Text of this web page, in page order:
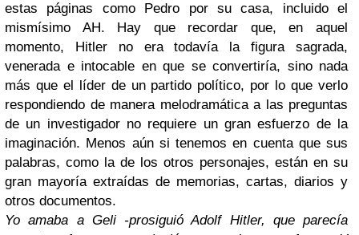
estas páginas como Pedro por su casa, incluido el
mismísimo AH. Hay que recordar que, en aquel
momento, Hitler no era todavía la figura sagrada,
venerada e intocable en que se convertiría, sino nada
más que el líder de un partido político, por lo que verlo
respondiendo de manera melodramática a las preguntas
de un investigador no requiere un gran esfuerzo de la
imaginación. Menos aún si tenemos en cuenta que sus
palabras, como la de los otros personajes, están en su
gran mayoría extraídas de memorias, cartas, diarios y
otros documentos.
Yo amaba a Geli -prosiguió Adolf Hitler, que parecía